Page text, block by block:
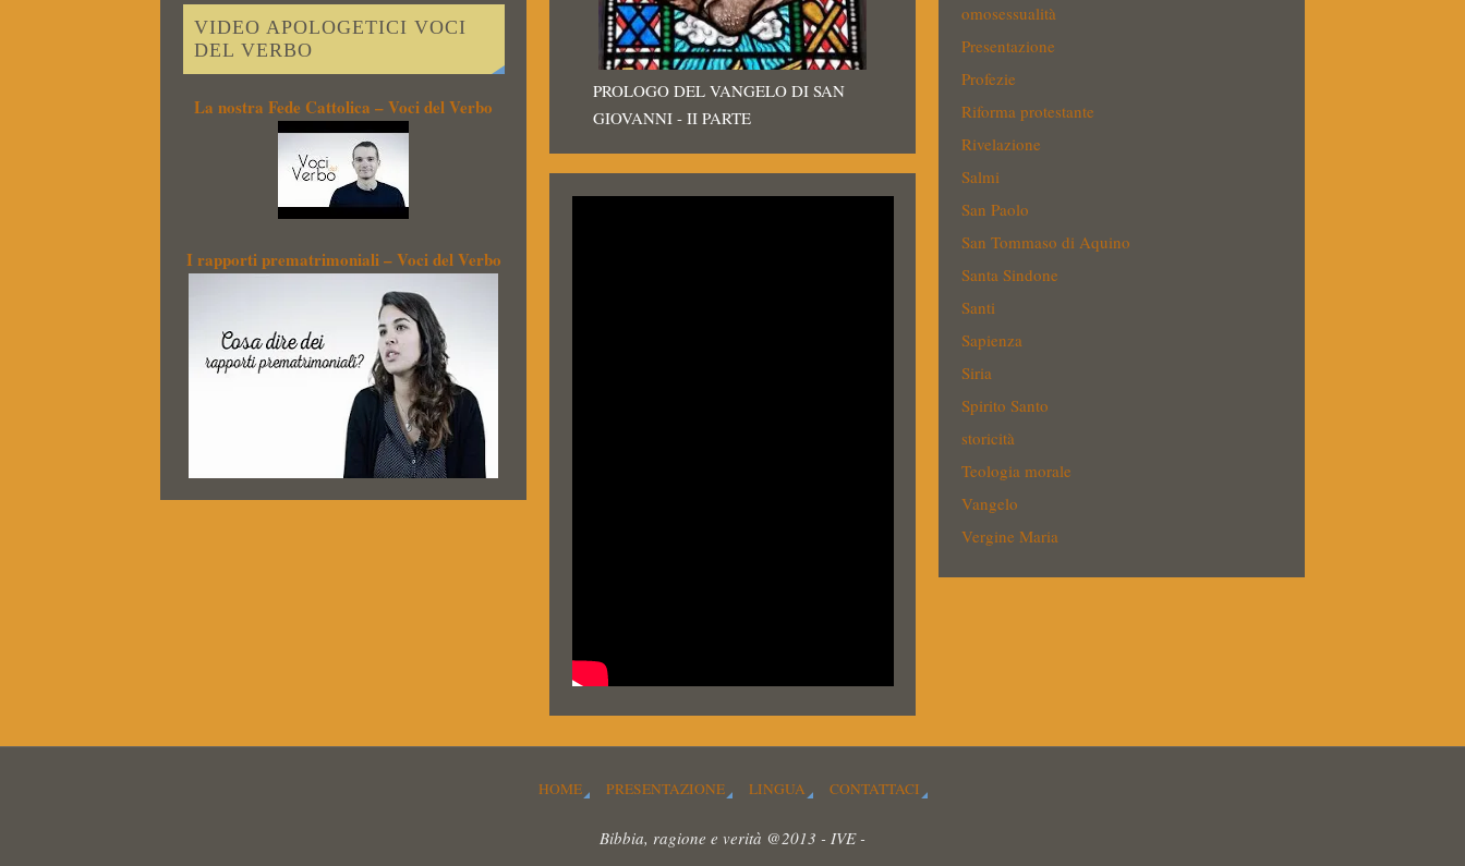
VIDEO APOLOGETICI VOCI
DEL VERBO
La nostra Fede Cattolica – Voci del Verbo
I rapporti prematrimoniali – Voci del Verbo
PROLOGO DEL VANGELO DI SAN
GIOVANNI - II PARTE
omosessualità
Presentazione
Profezie
Riforma protestante
Rivelazione
Salmi
San Paolo
San Tommaso di Aquino
Santa Sindone
Santi
Sapienza
Siria
Spirito Santo
storicità
Teologia morale
Vangelo
Vergine Maria
HOME PRESENTAZIONE LINGUA CONTATTACI
Bibbia, ragione e verità @2013 - IVE -